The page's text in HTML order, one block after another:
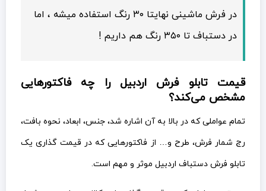
در فرش ماشینی نهایتا ۳۰ رنگ استفاده میشه ، اما
در دستباف تا ۳۵۰ رنگ هم داریم !
قیمت تابلو فرش اردبیل را چه فاکتورهایی
مشخص می‌کند؟
تمام عواملی که در بالا به آن اشاره شد، جنس، ابعاد، نحوه بافت،
رج شمار فرش، طرح و… از فاکتورهایی که در قیمت گذاری یک
تابلو فرش دستباف اردبیل موثر و مهم است.